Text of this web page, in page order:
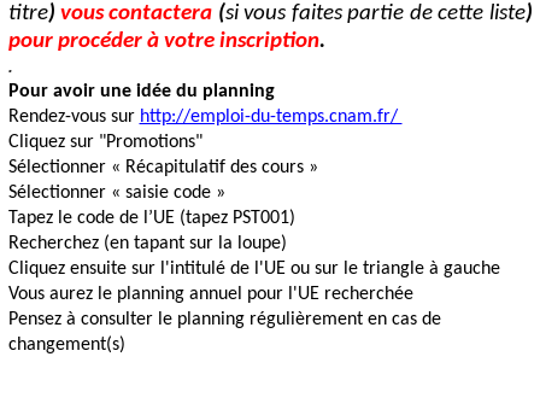
titre) vous contactera (si vous faites partie de cette liste)
pour procéder à votre inscription.
.
Pour avoir une idée du planning
Rendez-vous sur http://emploi-du-temps.cnam.fr/
Cliquez sur "Promotions"
Sélectionner « Récapitulatif des cours »
Sélectionner « saisie code »
Tapez le code de l’UE (tapez PST001)
Recherchez (en tapant sur la loupe)
Cliquez ensuite sur l'intitulé de l'UE ou sur le triangle à gauche
Vous aurez le planning annuel pour l'UE recherchée
Pensez à consulter le planning régulièrement en cas de
changement(s)